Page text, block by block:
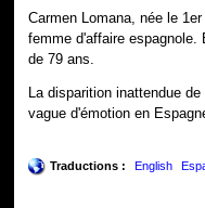
Carmen Lomana, née le
femme d'affaire espagnole.
de 79 ans.
La disparition inattendue
vague d'émotion en
Traductions : English